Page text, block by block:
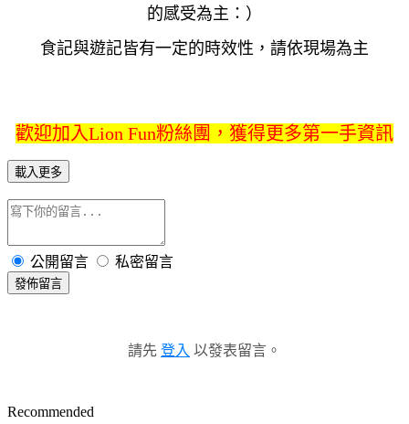
的感受為主：）
食記與遊記皆有一定的時效性，請依現場為主
歡迎加入Lion Fun粉絲團，獲得更多第一手資訊
載入更多
公開留言 私密留言
發佈留言
請先 登入 以發表留言。
Recommended